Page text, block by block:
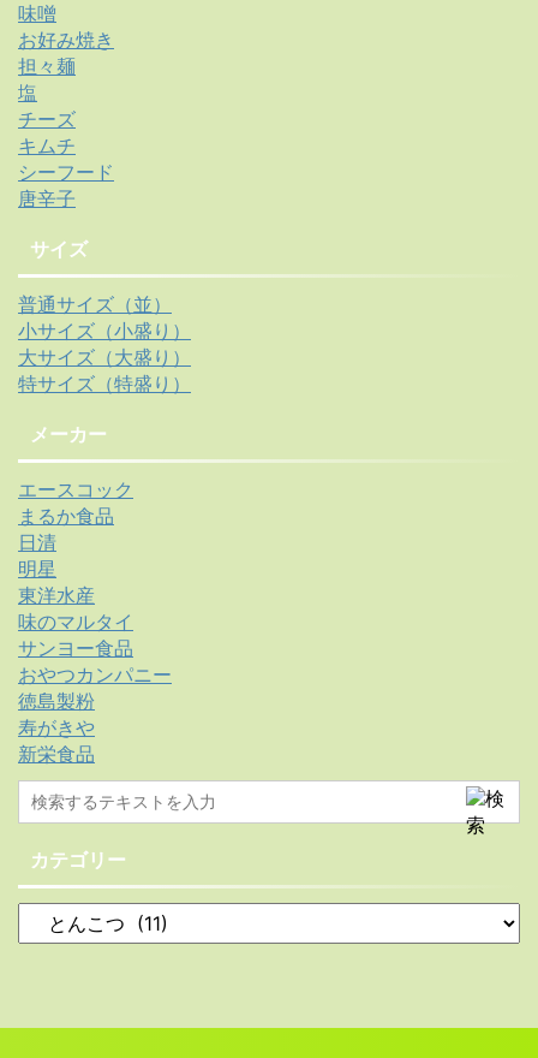
味噌
お好み焼き
担々麺
塩
チーズ
キムチ
シーフード
唐辛子
サイズ
普通サイズ（並）
小サイズ（小盛り）
大サイズ（大盛り）
特サイズ（特盛り）
メーカー
エースコック
まるか食品
日清
明星
東洋水産
味のマルタイ
サンヨー食品
おやつカンパニー
徳島製粉
寿がきや
新栄食品
カテゴリー